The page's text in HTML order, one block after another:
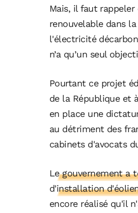
Mais, il faut
renouvelable dans
l'électricité
n’a qu’un seul
Pourtant ce projet
de la République et
en place une
au détriment des
cabinets d'avocats
Le gouvernement a
d'installation
encore réalisé qu'il